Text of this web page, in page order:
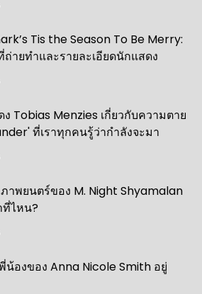
Tis the Season To Be Merry:
ายทำและรายละเอียดนักแสดง
Tobias Menzies เกี่ยวกับความตาย
ที่เราทุกคนรู้ว่ากำลังจะมา
าพยนตร์ของ M. Night Shyamalan
ที่ไหน?
น้องของ Anna Nicole Smith อยู่